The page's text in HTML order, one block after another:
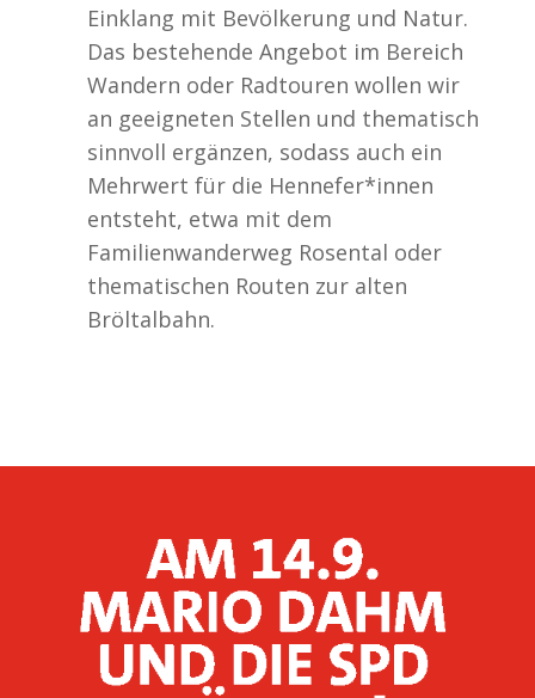
Einklang mit Bevölkerung und Natur.
Das bestehende Angebot im Bereich
Wandern oder Radtouren wollen wir
an geeigneten Stellen und thematisch
sinnvoll ergänzen, sodass auch ein
Mehrwert für die Hennefer*innen
entsteht, etwa mit dem
Familienwanderweg Rosental oder
thematischen Routen zur alten
Bröltalbahn.